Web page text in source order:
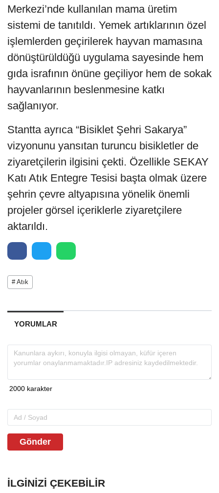
Merkezi’nde kullanılan mama üretim
sistemi de tanıtıldı. Yemek artıklarının özel
işlemlerden geçirilerek hayvan mamasına
dönüştürüldüğü uygulama sayesinde hem
gıda israfının önüne geçiliyor hem de sokak
hayvanlarının beslenmesine katkı
sağlanıyor.
Stantta ayrıca “Bisiklet Şehri Sakarya”
vizyonunu yansıtan turuncu bisikletler de
ziyaretçilerin ilgisini çekti. Özellikle SEKAY
Katı Atık Entegre Tesisi başta olmak üzere
şehrin çevre altyapısına yönelik önemli
projeler görsel içeriklerle ziyaretçilere
aktarıldı.
# Atık
YORUMLAR
Gönder
İLGINIZI ÇEKEBILIR